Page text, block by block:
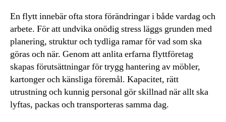
En flytt innebär ofta stora förändringar i både vardag och
arbete. För att undvika onödig stress läggs grunden med
planering, struktur och tydliga ramar för vad som ska
göras och när. Genom att anlita erfarna flyttföretag
skapas förutsättningar för trygg hantering av möbler,
kartonger och känsliga föremål. Kapacitet, rätt
utrustning och kunnig personal gör skillnad när allt ska
lyftas, packas och transporteras samma dag.